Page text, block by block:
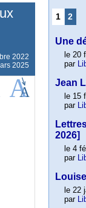
2022
2025
1 2
Une
le 20
par
Jean
le 15
par
2026]
le 4
par
le 22
par